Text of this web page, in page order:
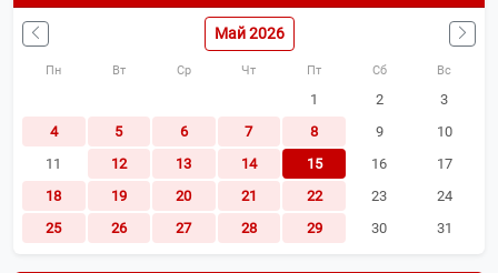
Май 2026
Пн Вт Ср Чт Пт Сб Вс
1 2
3
4
5 6 7 8 9
10
11
12 13 14 15 16
17
18
19 20 21 22 23
24
25
26 27 28 29 30 31